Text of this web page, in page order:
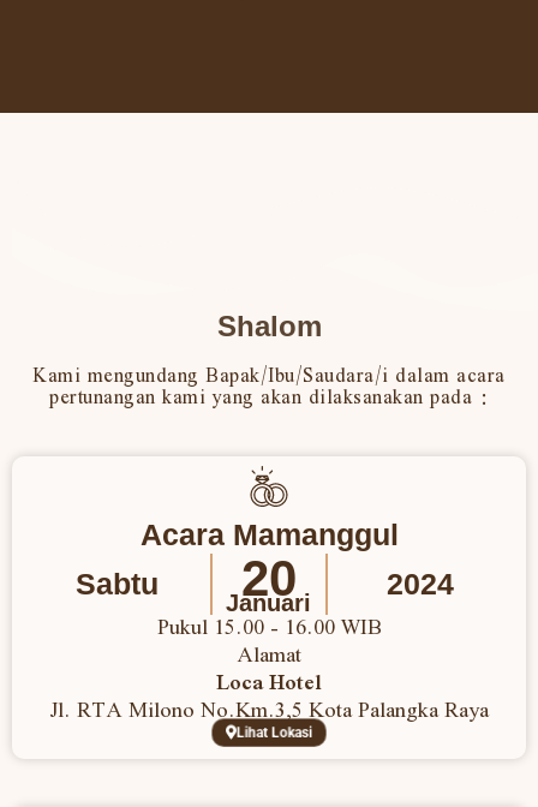
Shalom
Kami mengundang Bapak/Ibu/Saudara/i dalam acara
pertunangan kami yang akan dilaksanakan pada :
Acara Mamanggul
Sabtu
20
Januari
2024
Pukul 15.00 - 16.00 WIB
Alamat
Loca Hotel
Jl. RTA Milono No.Km.3,5 Kota Palangka Raya
Lihat Lokasi